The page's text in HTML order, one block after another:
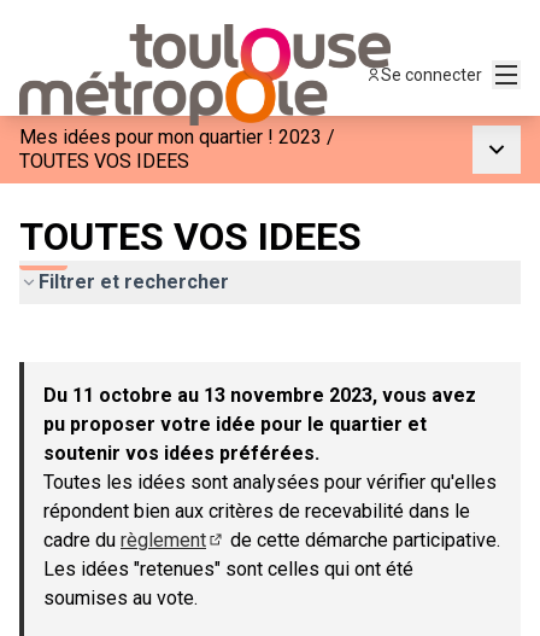
Se connecter
Mes idées pour mon quartier ! 2023 /
TOUTES VOS IDEES
TOUTES VOS IDEES
Filtrer et rechercher
−
Du 11 octobre au 13 novembre 2023, vous avez
pu proposer votre idée pour le quartier et
soutenir vos idées préférées.
Toutes les idées sont analysées pour vérifier qu'elles
répondent bien aux critères de recevabilité dans le
cadre du règlement
(Lien externe)
de cette démarche participative.
Les idées "retenues" sont celles qui ont été
soumises au vote.